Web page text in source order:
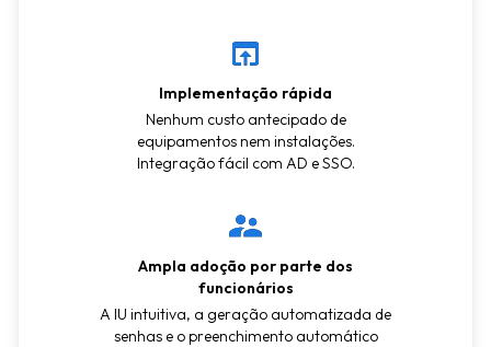
Implementação rápida
Nenhum custo antecipado de
equipamentos nem instalações.
Integração fácil com AD e SSO.
Ampla adoção por parte dos
funcionários
A IU intuitiva, a geração automatizada de
senhas e o preenchimento automático